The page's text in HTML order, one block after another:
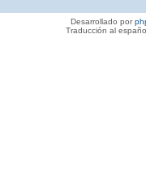
Desarrollado por
Traducción al